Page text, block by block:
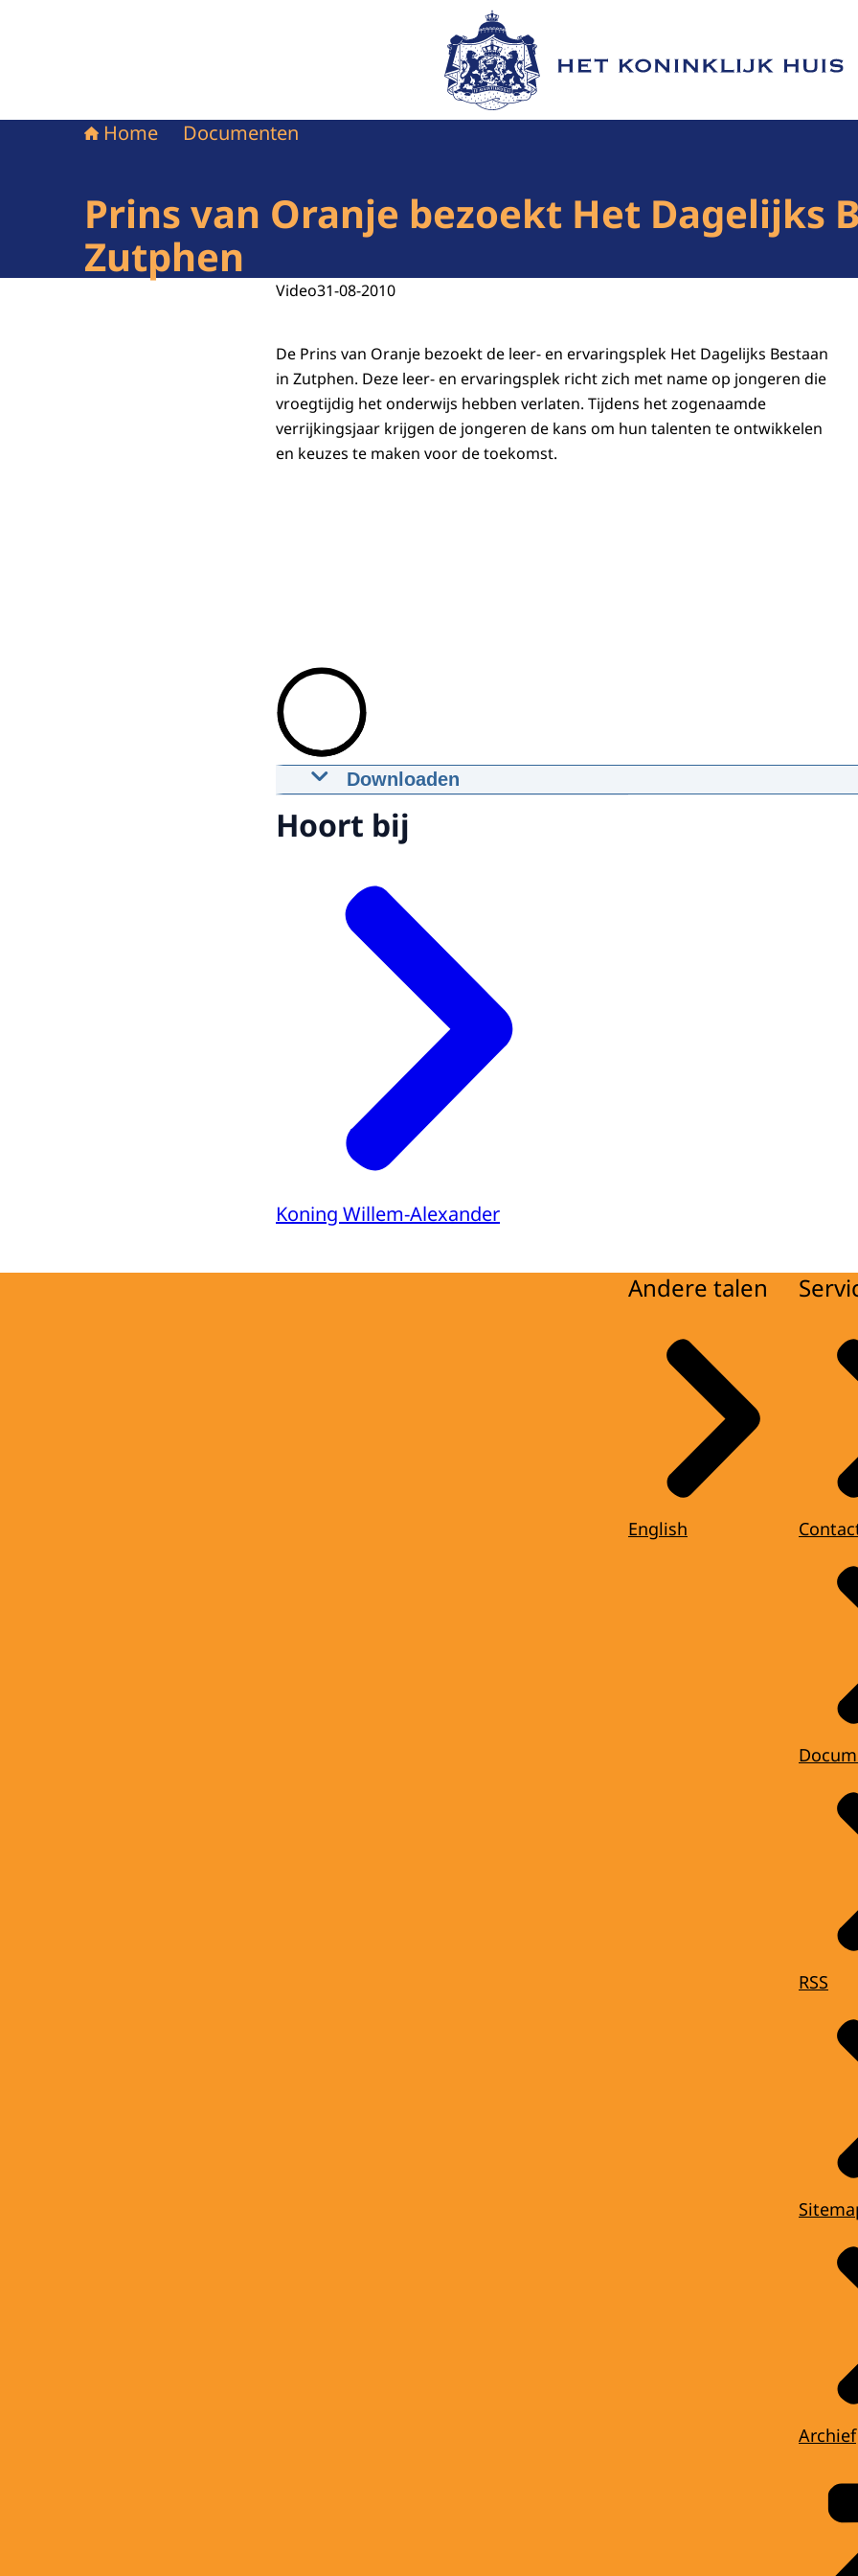
Naar de homepage van Het Koninklijk Huis
Home Documenten
Prins van Oranje bezoekt Het Dagelijks
Zutphen
Video31-08-2010
De Prins van Oranje bezoekt de leer- en ervaringsplek Het Dagelijks Bestaan
in Zutphen. Deze leer- en ervaringsplek richt zich met name op jongeren die
vroegtijdig het onderwijs hebben verlaten. Tijdens het zogenaamde
verrijkingsjaar krijgen de jongeren de kans om hun talenten te ontwikkelen
en keuzes te maken voor de toekomst.
Downloaden
31-08-2010
Ondertiteling
Download
Audiobeschrijving
Download
Hoort bij
Koning Willem-Alexander
Andere talen
English
RSS
Archief